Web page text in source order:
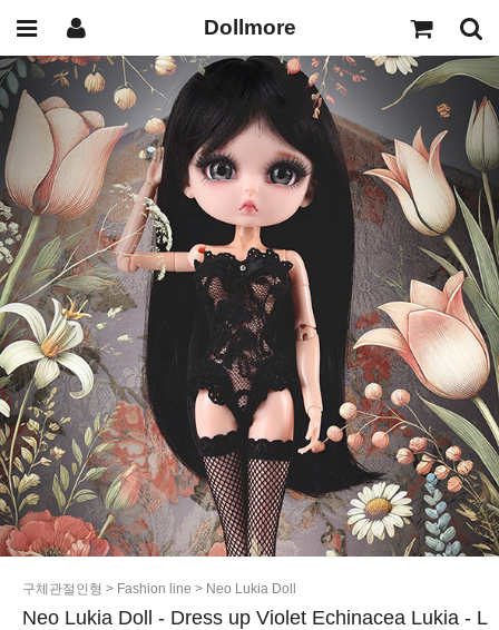
Dollmore
구체관절인형 > Fashion line > Neo Lukia Doll
Neo Lukia Doll - Dress up Violet Echinacea Lukia - L